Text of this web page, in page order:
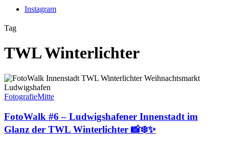
Instagram
Tag
TWL Winterlichter
FotoWalk
#6
–
Innenstadt
im
Glanz
FotografieMitte
FotoWalk #6 – Ludwigshafener Innenstadt im
Glanz der TWL Winterlichter 📸❄️✨